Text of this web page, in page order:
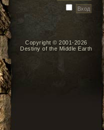
Copyright © 2001-2026
Destiny of the Middle Earth